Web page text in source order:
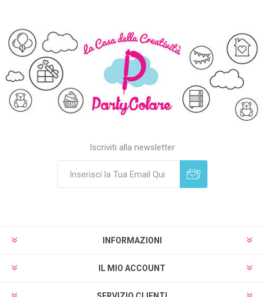
Iscriviti alla newsletter
INFORMAZIONI
IL MIO ACCOUNT